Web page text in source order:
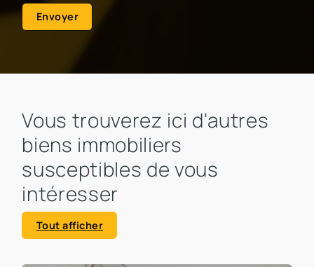
Envoyer
Vous trouverez ici d'autres
biens immobiliers
susceptibles de vous
intéresser
Tout afficher